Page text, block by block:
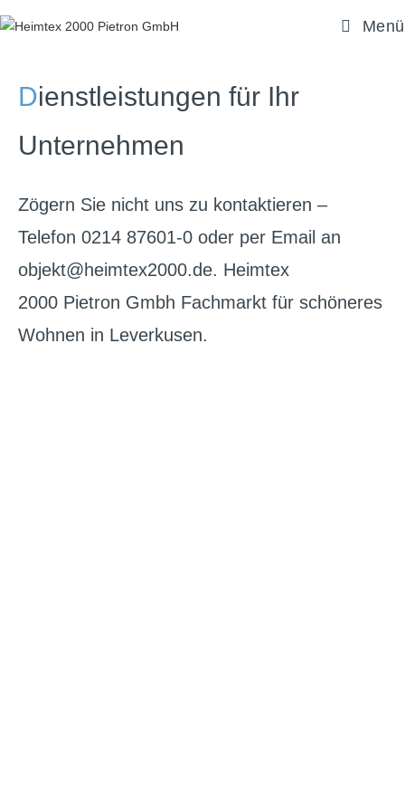
Menü
Dienstleistungen für Ihr
Unternehmen
Zögern Sie nicht uns zu kontaktieren –
Telefon 0214 87601-0 oder per Email an
objekt@heimtex2000.de. Heimtex
2000 Pietron Gmbh Fachmarkt für schöneres
Wohnen in Leverkusen.